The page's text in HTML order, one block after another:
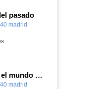
pasado
madrid
Construimos el mundo con LEGO
madrid